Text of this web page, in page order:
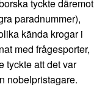
tyckte däremot
paradnummer),
kända krogar i
med frågesporter,
tyckte att det var
nobelpristagare.